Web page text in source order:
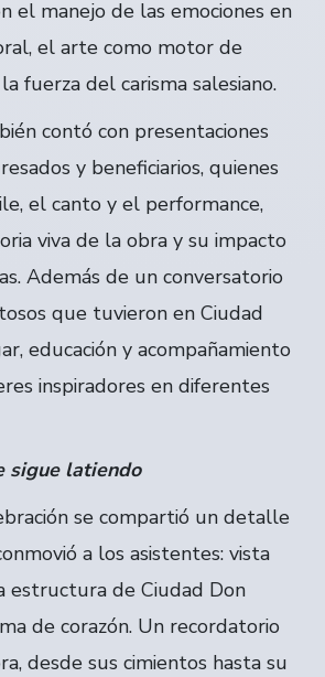
el manejo de las emociones en
el arte como motor de
fuerza del carisma salesiano.
contó con presentaciones
y beneficiarios, quienes
el canto y el performance,
viva de la obra y su impacto
Además de un conversatorio
que tuvieron en Ciudad
educación y acompañamiento
inspiradores en diferentes
sigue latiendo
se compartió un detalle
a los asistentes: vista
estructura de Ciudad Don
de corazón. Un recordatorio
desde sus cimientos hasta su